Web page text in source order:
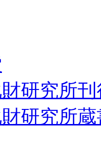
研究所
研究所